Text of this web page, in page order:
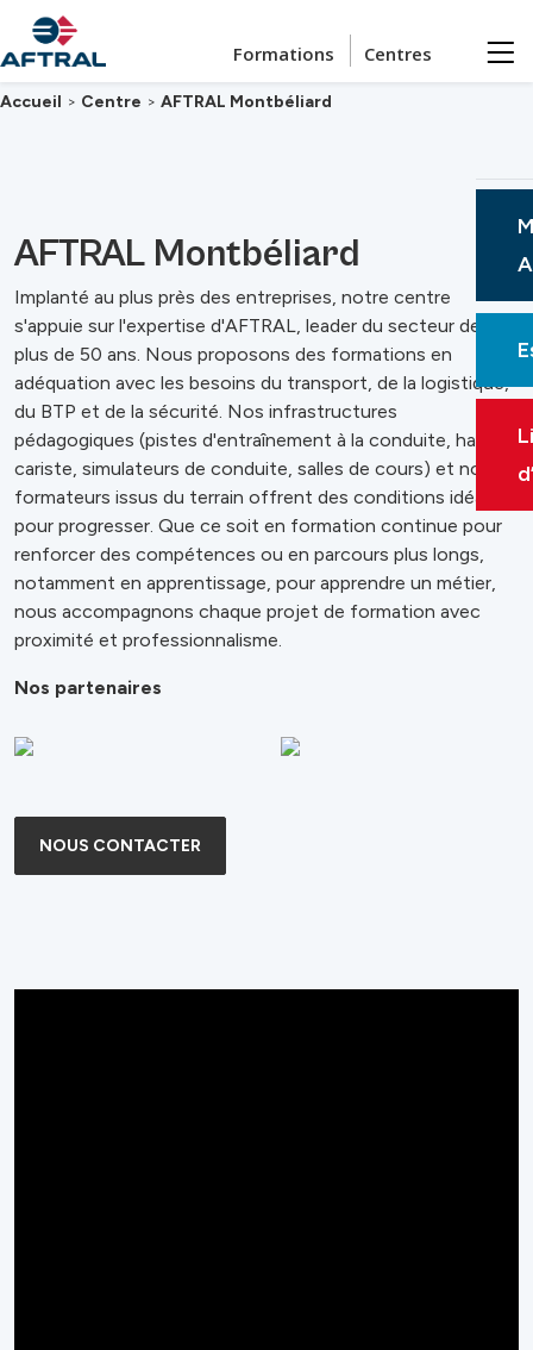
Passer au contenu principal
Formations Centres
Accueil > Centre > AFTRAL Montbéliard
AFTRAL Montbéliard
Implanté au plus près des entreprises, notre centre
s'appuie sur l'expertise d'AFTRAL, leader du secteur depuis
plus de 50 ans. Nous proposons des formations en
adéquation avec les besoins du transport, de la logistique,
du BTP et de la sécurité. Nos infrastructures
pédagogiques (pistes d'entraînement à la conduite, hall
cariste, simulateurs de conduite, salles de cours) et nos
formateurs issus du terrain offrent des conditions idéales
pour progresser. Que ce soit en formation continue pour
renforcer des compétences ou en parcours plus longs,
notamment en apprentissage, pour apprendre un métier,
nous accompagnons chaque projet de formation avec
proximité et professionnalisme.
Nos partenaires
NOUS CONTACTER